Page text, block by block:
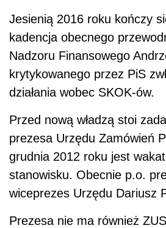
Jesienią 2016 roku kończy
kadencja obecnego
Nadzoru Finansowego
krytykowanego przez PiS
działania wobec SKOK-ów.
Przed nową władzą stoi
prezesa Urzędu Zamówień
grudnia 2012 roku jest
stanowisku. Obecnie p.o.
wiceprezes Urzędu Dariusz
Prezesa nie ma również